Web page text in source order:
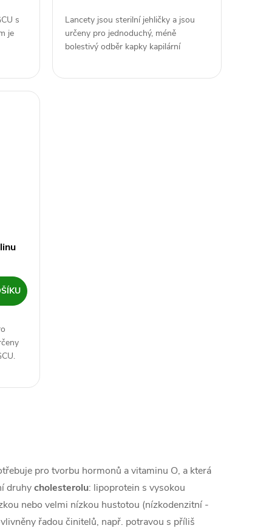
s
je
Lancety jsou sterilní jehličky a jsou
určeny pro jednoduchý, méně
bolestivý odběr kapky kapilární
pro tvorbu hormonů a vitaminu O, a která
druhycholesterolu: lipoprotein s vysokou
nebo velmi nízkou hustotou (nízkodenzitní -
řadou činitelů, např. potravou s příliš